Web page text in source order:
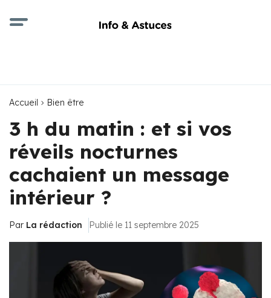
Accueil Bien être
3 h du matin : et si vos
réveils nocturnes
cachaient un message
intérieur ?
Par La rédaction Publié le 11 septembre 2025